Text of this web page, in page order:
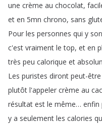
une crème au chocolat,
et en 5mn chrono, sans
Pour les personnes qui y
c'est vraiment le top, et en
très peu calorique et
Les puristes diront peut-être
plutôt l'appeler crème au
résultat est le même… enfin
y a seulement les calories